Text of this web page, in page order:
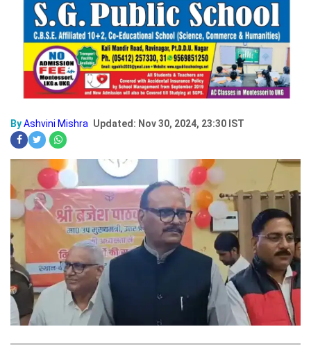
ByAshvini Mishra Updated: Nov 30, 2024, 23:30 IST